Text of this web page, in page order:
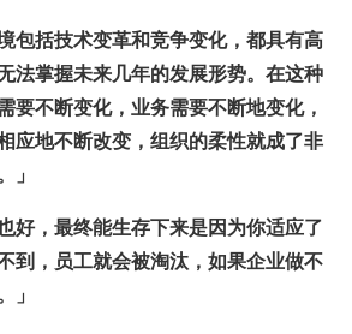
包括技术变革和竞争变化，都具有高
法掌握未来几年的发展形势。在这种
要不断变化，业务需要不断地变化，
应地不断改变，组织的柔性就成了非
」
好，最终能生存下来是因为你适应了
到，员工就会被淘汰，如果企业做不
」